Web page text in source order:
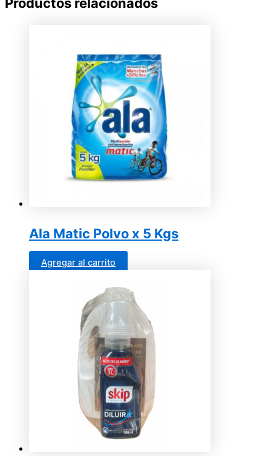
Ala Matic Polvo x 5 Kgs
Agregar al carrito